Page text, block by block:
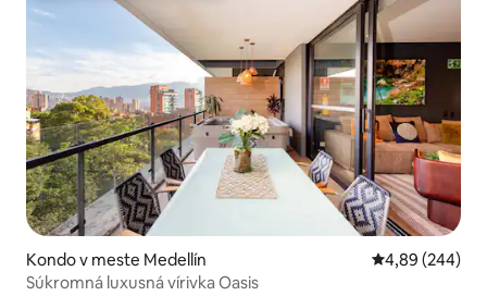
Kondo v meste Medellín Priemerné
4,89 (244)
Súkromná luxusná vírivka Oasis